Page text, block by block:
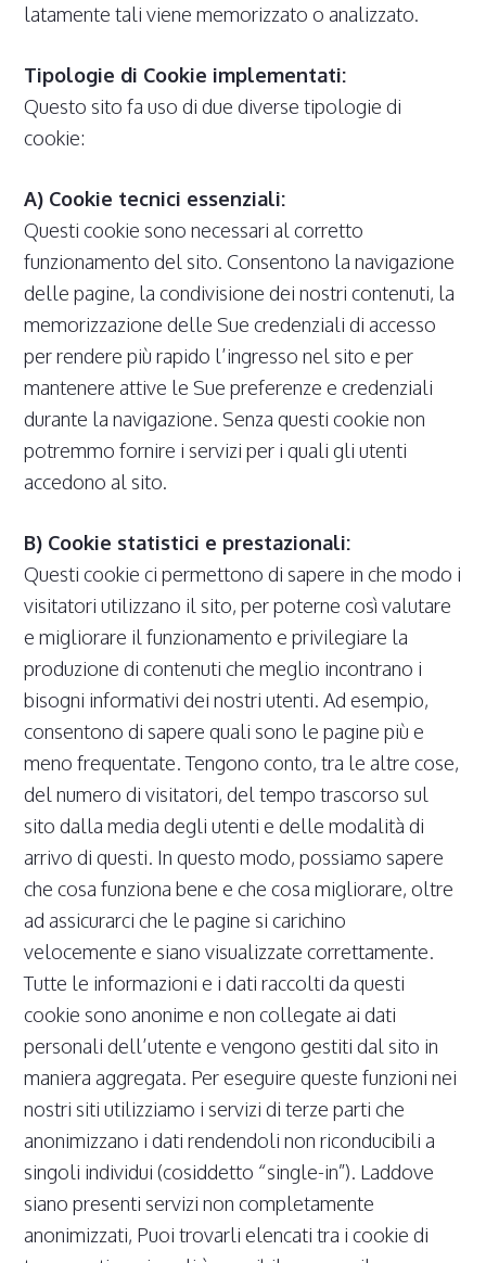
latamente tali viene memorizzato o analizzato.
Tipologie di Cookie implementati:
Questo sito fa uso di due diverse tipologie di
cookie:
A) Cookie tecnici essenziali:
Questi cookie sono necessari al corretto
funzionamento del sito. Consentono la navigazione
delle pagine, la condivisione dei nostri contenuti, la
memorizzazione delle Sue credenziali di accesso
per rendere più rapido l’ingresso nel sito e per
mantenere attive le Sue preferenze e credenziali
durante la navigazione. Senza questi cookie non
potremmo fornire i servizi per i quali gli utenti
accedono al sito.
B) Cookie statistici e prestazionali:
Questi cookie ci permettono di sapere in che modo i
visitatori utilizzano il sito, per poterne così valutare
e migliorare il funzionamento e privilegiare la
produzione di contenuti che meglio incontrano i
bisogni informativi dei nostri utenti. Ad esempio,
consentono di sapere quali sono le pagine più e
meno frequentate. Tengono conto, tra le altre cose,
del numero di visitatori, del tempo trascorso sul
sito dalla media degli utenti e delle modalità di
arrivo di questi. In questo modo, possiamo sapere
che cosa funziona bene e che cosa migliorare, oltre
ad assicurarci che le pagine si carichino
velocemente e siano visualizzate correttamente.
Tutte le informazioni e i dati raccolti da questi
cookie sono anonime e non collegate ai dati
personali dell’utente e vengono gestiti dal sito in
maniera aggregata. Per eseguire queste funzioni nei
nostri siti utilizziamo i servizi di terze parti che
anonimizzano i dati rendendoli non riconducibili a
singoli individui (cosiddetto “single-in”). Laddove
siano presenti servizi non completamente
anonimizzati, Puoi trovarli elencati tra i cookie di